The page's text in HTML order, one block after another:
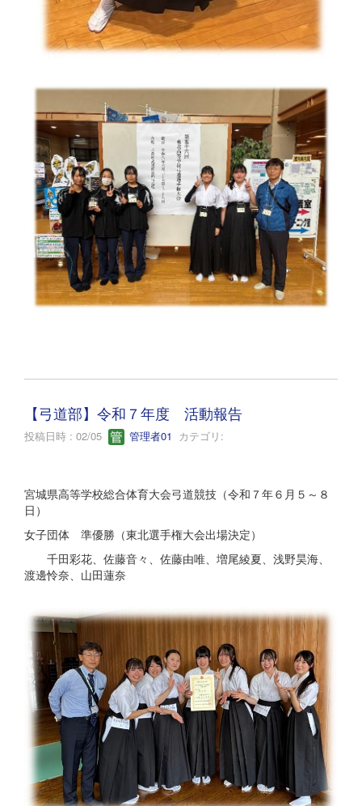
【弓道部】令和７年度 活動報告
投稿日時 : 02/05 管理者01 カテゴリ:
宮城県高等学校総合体育大会弓道競技（令和７年６月５～８
日）
女子団体 準優勝（東北選手権大会出場決定）
千田彩花、佐藤音々、佐藤由唯、増尾綾夏、浅野昊海、
渡邊怜奈、山田蓮奈